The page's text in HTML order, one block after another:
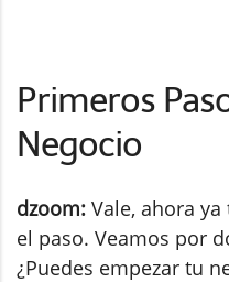
Primeros
Negocio
dzoom: Vale, ahora
el paso. Veamos por
¿Puedes empezar tu